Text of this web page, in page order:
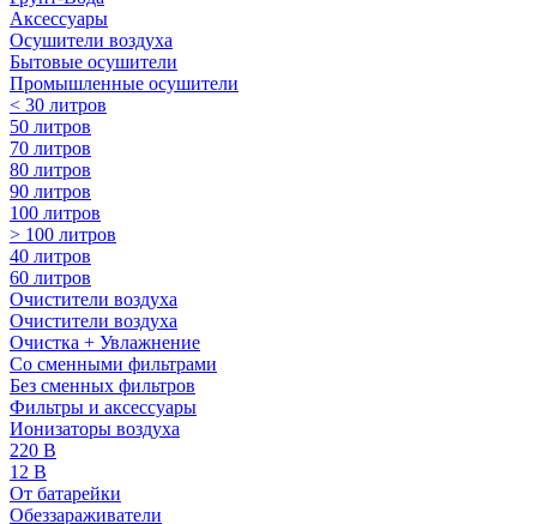
Аксессуары
Осушители воздуха
Бытовые осушители
Промышленные осушители
< 30 литров
50 литров
70 литров
80 литров
90 литров
100 литров
> 100 литров
40 литров
60 литров
Очистители воздуха
Очистители воздуха
Очистка + Увлажнение
Cо сменными фильтрами
Без сменных фильтров
Фильтры и аксессуары
Ионизаторы воздуха
220 В
12 В
От батарейки
Обеззараживатели